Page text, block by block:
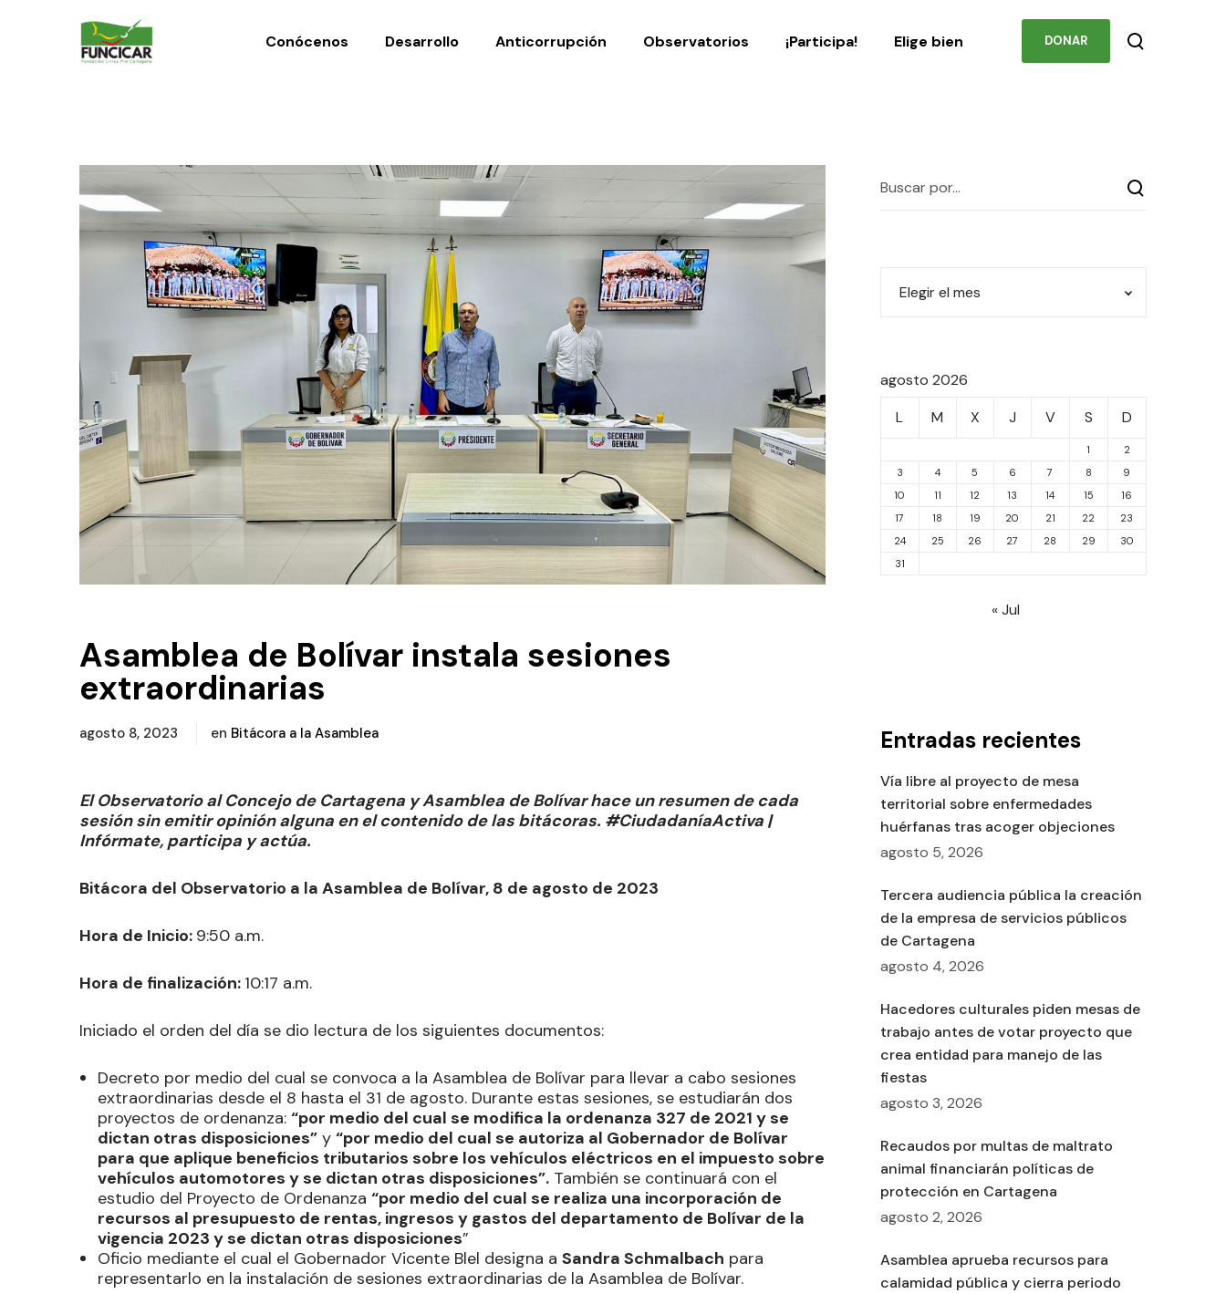
Conócenos Desarrollo Anticorrupción Observatorios ¡Participa! Elige bien DONAR
Asamblea de Bolívar instala sesiones
extraordinarias
agosto 8, 2023 en Bitácora a la Asamblea
El Observatorio al Concejo de Cartagena y Asamblea de Bolívar hace un resumen de cada
sesión sin emitir opinión alguna en el contenido de las bitácoras. #CiudadaníaActiva |
Infórmate, participa y actúa.
Bitácora del Observatorio a la Asamblea de Bolívar, 8 de agosto de 2023
Hora de Inicio: 9:50 a.m.
Hora de finalización: 10:17 a.m.
Iniciado el orden del día se dio lectura de los siguientes documentos:
Decreto por medio del cual se convoca a la Asamblea de Bolívar para llevar a cabo sesiones
extraordinarias desde el 8 hasta el 31 de agosto. Durante estas sesiones, se estudiarán dos
proyectos de ordenanza: “por medio del cual se modifica la ordenanza 327 de 2021 y se
dictan otras disposiciones” y “por medio del cual se autoriza al Gobernador de Bolívar
para que aplique beneficios tributarios sobre los vehículos eléctricos en el impuesto sobre
vehículos automotores y se dictan otras disposiciones”. También se continuará con el
estudio del Proyecto de Ordenanza “por medio del cual se realiza una incorporación de
recursos al presupuesto de rentas, ingresos y gastos del departamento de Bolívar de la
vigencia 2023 y se dictan otras disposiciones”
Oficio mediante el cual el Gobernador Vicente Blel designa a Sandra Schmalbach para
representarlo en la instalación de sesiones extraordinarias de la Asamblea de Bolívar.
agosto 2026
L
M X J V S D
1
2
3
4 5 6 7 8
9
10
11 12 13 14 15
16
17
18 19 20 21 22
23
24
25 26 27 28 29
30
31
« Jul
Entradas recientes
Vía libre al proyecto de mesa
territorial sobre enfermedades
huérfanas tras acoger objeciones
agosto 5, 2026
Tercera audiencia pública la creación
de la empresa de servicios públicos
de Cartagena
agosto 4, 2026
Hacedores culturales piden mesas de
trabajo antes de votar proyecto que
crea entidad para manejo de las
fiestas
agosto 3, 2026
Recaudos por multas de maltrato
animal financiarán políticas de
protección en Cartagena
agosto 2, 2026
Asamblea aprueba recursos para
calamidad pública y cierra periodo